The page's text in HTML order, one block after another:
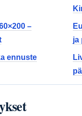
–
ja
ennuste